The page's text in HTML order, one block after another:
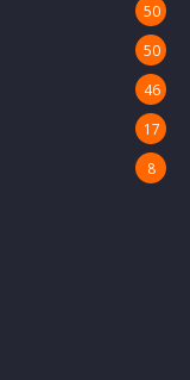
50
50
46
17
8